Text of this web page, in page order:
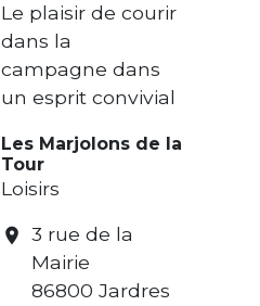
Le plaisir de courir
dans la
campagne dans
un esprit convivial
Les Marjolons de la
Tour
Loisirs
location_on 3 rue de la
Mairie
86800 Jardres